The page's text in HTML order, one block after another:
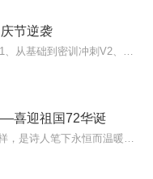
节逆袭
喜迎祖国72华诞